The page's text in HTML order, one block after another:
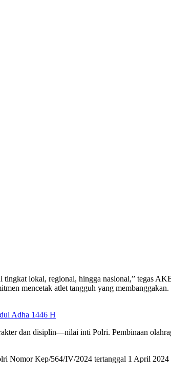
lokal, regional, hingga nasional,” tegas
mencetak atlet tangguh yang membanggakan.
Adha 1446 H
dan disiplin—nilai inti Polri. Pembinaan
Nomor Kep/564/IV/2024 tertanggal 1 April